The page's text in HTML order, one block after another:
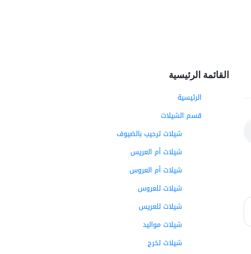
القائمة الرئيسية
الرئيسية
قسم الشيلات
شيلات ترحيب بالضيوف
شيلات أم العريس
شيلات أم العروس
شيلات للعروس
شيلات للعريس
شيلات مواليد
شيلات تخرج